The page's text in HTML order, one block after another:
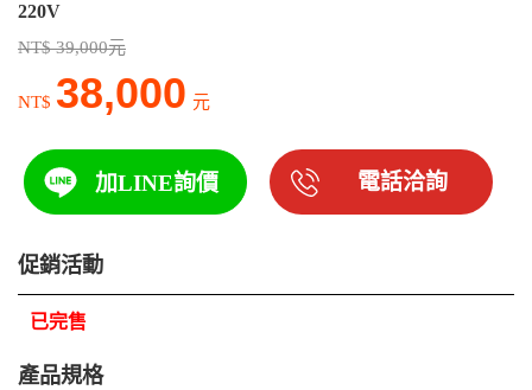
220V
NT$ 39,000元
NT$ 38,000 元
加LINE詢價 電話洽詢
促銷活動
已完售
產品規格